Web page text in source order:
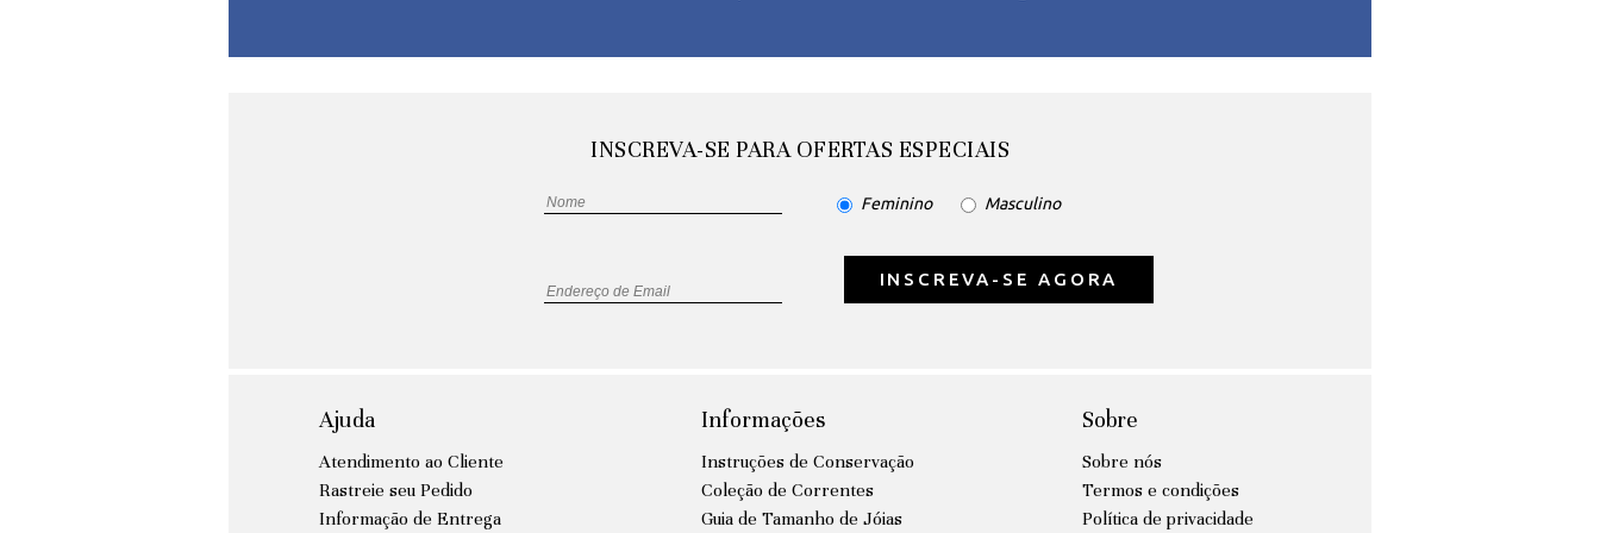
INSCREVA-SE PARA OFERTAS ESPECIAIS
Feminino Masculino
INSCREVA-SE AGORA
Ajuda
Atendimento ao Cliente
Rastreie seu Pedido
Informação de Entrega
Informações
Instruções de Conservação
Coleção de Correntes
Guia de Tamanho de Jóias
Sobre
Sobre nós
Termos e condições
Política de privacidade